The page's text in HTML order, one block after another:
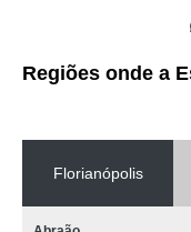
Regiões onde a
Florianópolis